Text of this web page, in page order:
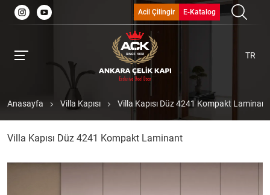
Acil Çilingir E-Katalog
TR
Anasayfa Villa Kapısı Villa Kapısı Düz 4241 Kompakt Laminant
Villa Kapısı Düz 4241 Kompakt Laminant